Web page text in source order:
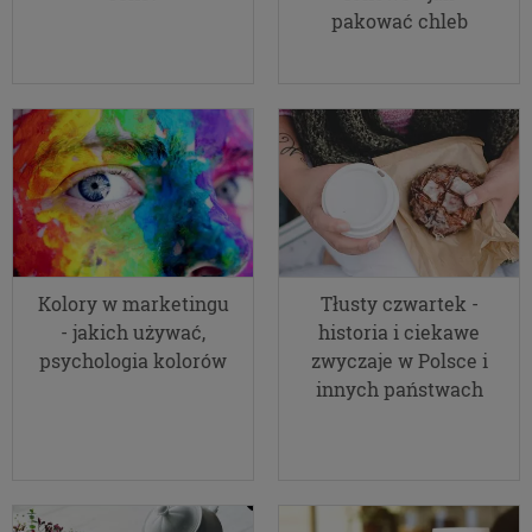
pakować chleb
Kolory w marketingu
- jakich używać,
psychologia kolorów
Tłusty czwartek -
historia i ciekawe
zwyczaje w Polsce i
innych państwach
danych osobowych w celu personalizowania treści i
reklam oraz analizowania ruchu na stronach i w
Internecie. Pragniemy zapoznać Cię ze szczegółami
stosowanych przez nas technologii oraz z
przepisami, które niebawem wejdą w życie, tak aby
dać Ci pełną wiedzę i komfort w korzystaniu z
naszych serwisów internetowych. Zapoznaj się z
poniższymi informacjami przed przejściem do
serwisu. Klikając przycisk „przejdź do serwisu” lub
zamykając to okno zgadzasz się na postanowienia
zawarte poniżej.
(UE) 2016/679 z dnia 27 kwietnia 2016 r. w sprawie